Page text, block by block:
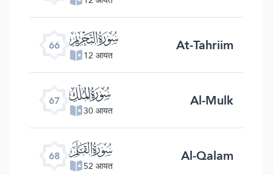
66 ﯯ
12 आयत At-Tahriim
67 ﯰ
30 आयत Al-Mulk
68 ﯱ
52 आयत Al-Qalam